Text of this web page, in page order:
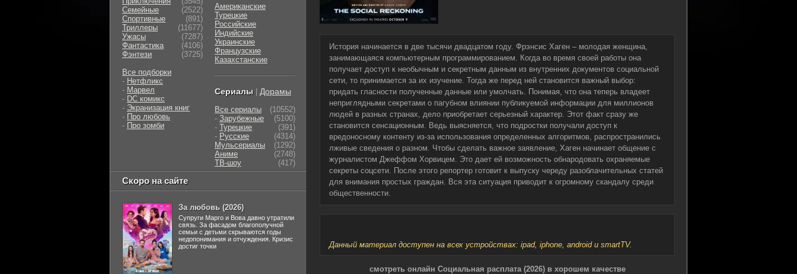
История начинается в две тысячи двадцатом году. Фрэнсис Хаген – молодая женщина,
занимающаяся компьютерным программированием. Когда во время своей работы она
получает доступ к необычным и секретным данным из внутренних документов социальной
сети, то принимается за их изучение. Тогда же перед ней становится важный выбор:
придать гласности полученные данные или умолчать. Понимая, что она теперь владеет
неприглядными секретами о пагубном влиянии публикуемой информации для миллионов
людей в разных странах, дело приобретает серьезный характер. Этот факт сразу же
становится сенсационным. Ведь выясняется, что подростки получали доступ к
вредоносному контенту из-за использования определенных алгоритмов, распространились
лживые сведения о разном. Чтобы сделать важное заявление, Хаген начинает общение с
журналистом Джеффом Хорвицем. Это дает ей возможность обнародовать охраняемые
секреты соцсети. После этого репортер готовит к выпуску череду разоблачительных статей
для внимания простых граждан. Вся эта ситуация приводит к огромному скандалу среди
общественности.
Данный материал доступен на всех устройствах: ipad, iphone, android и smartTV.
смотреть онлайн Социальная расплата (2026) в хорошем качестве
Семейные
(2522)
Cпортивные
(891)
Триллеры
(11677)
Ужасы
(7287)
Фантастика
(4106)
Фэнтези
(3725)
Все подборки
- Нетфликс
- Марвел
- DC комикс
- Экранизация книг
- Про любовь
- Про зомби
Американские
Турецкие
Российские
Индийские
Украинские
Французские
Казахстанские
Сериалы Дорамы
Все сериалы
(10552)
- Зарубежные
(5100)
- Турецкие
(391)
- Русские
(4314)
Мульсериалы
(1292)
Аниме
(2748)
ТВ-шоу
(417)
Скоро на сайте
За любовь (2026)
Супруги Марго и Вова давно утратили
связь. За фасадом благополучной
семьи с детьми скрываются годы
недопонимания и отчуждения. Кризис
достиг точки